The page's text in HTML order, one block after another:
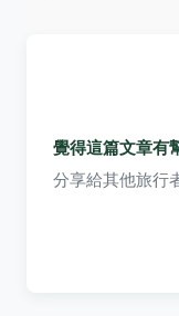
覺得這篇文章有
分享給其他旅行